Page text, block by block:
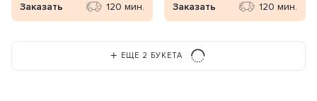
Заказать 120 мин. Заказать 120 мин.
ЕЩЕ 2 БУКЕТА